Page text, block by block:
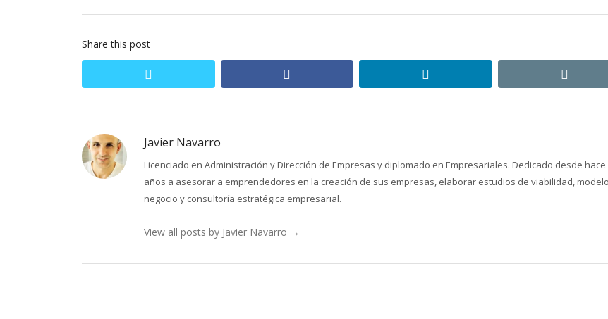
Share this post
linkedin
Javier Navarro
Licenciado en Administración y Dirección de Empresas y diplomado en Empresariales. Dedicado desde hace
años a asesorar a emprendedores en la creación de sus empresas, elaborar estudios de viabilidad,
negocio y consultoría estratégica empresarial.
View all posts by Javier Navarro →